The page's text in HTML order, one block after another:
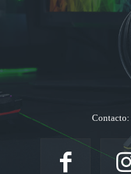
Contacto: